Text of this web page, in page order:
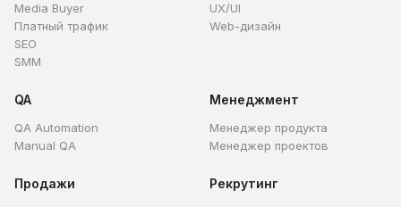
Media Buyer
Платный трафик
SEO
SMM
UX/UI
Web-дизайн
QA
QA Automation
Manual QA
Менеджмент
Менеджер продукта
Менеджер проектов
Продажи Рекрутинг